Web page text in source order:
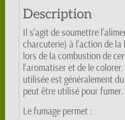
Description
Il s’agit de soumettre
charcuterie) à l’action de la
lors de la combustion de
l’aromatiser et de le colorer.
utilisée est généralement
peut être utilisé pour fumer.
Le fumage permet :